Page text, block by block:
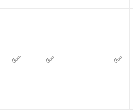
✅ ✅ ✅